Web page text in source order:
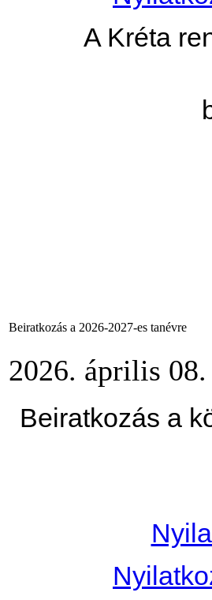
A Kréta
Beiratkozás a 2026-2027-es tanévre
2026. április
Beiratkozás a